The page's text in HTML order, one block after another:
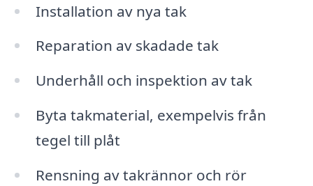
Installation av nya tak
Reparation av skadade tak
Underhåll och inspektion av tak
Byta takmaterial, exempelvis från
tegel till plåt
Rensning av takrännor och rör